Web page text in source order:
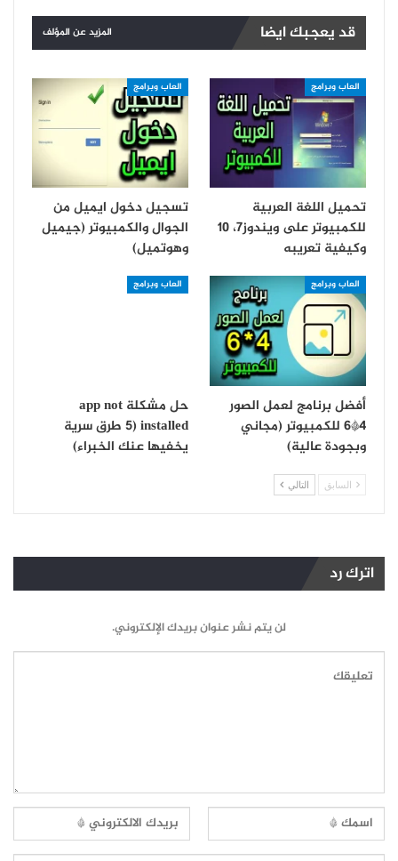
قد يعجبك ايضا المزيد عن المؤلف
العاب وبرامج
تحميل اللغة العربية
للكمبيوتر على ويندوز7، 10
وكيفية تعريبه
العاب وبرامج
تسجيل دخول ايميل من
الجوال والكمبيوتر (جيميل
وهوتميل)
العاب وبرامج
أفضل برنامج لعمل الصور
4*6 للكمبيوتر (مجاني
وبجودة عالية)
العاب وبرامج
حل مشكلة app not
installed (5 طرق سرية
يخفيها عنك الخبراء)
السابق التالي
اترك رد
لن يتم نشر عنوان بريدك الإلكتروني.